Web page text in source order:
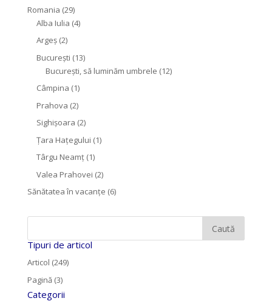
Romania (29)
Alba Iulia (4)
Argeș(2)
București (13)
București, să luminăm umbrele (12)
Câmpina (1)
Prahova (2)
Sighişoara (2)
Țara Hațegului (1)
Târgu Neamţ(1)
Valea Prahovei (2)
Sănătatea în vacanțe (6)
Tipuri de articol
Articol (249)
Pagină (3)
Categorii